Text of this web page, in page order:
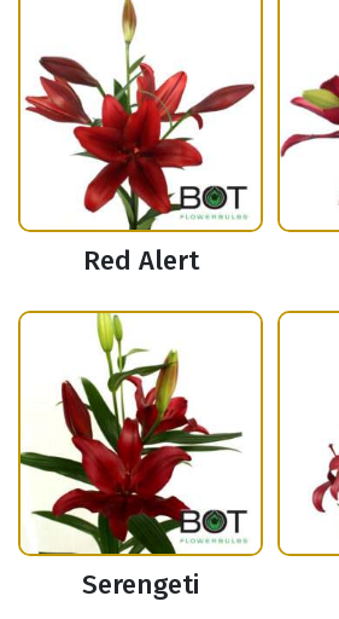
Red Alert
Serengeti